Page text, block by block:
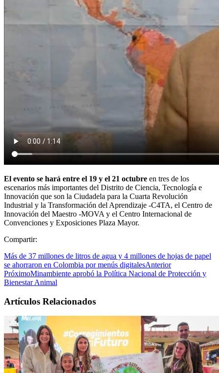
El evento se hará entre el 19 y el 21 octubre en tres de los
escenarios más importantes del Distrito de Ciencia, Tecnología e
Innovación que son la Ciudadela para la Cuarta Revolución
Industrial y la Transformación del Aprendizaje -C4TA, el Centro de
Innovación del Maestro -MOVA y el Centro Internacional de
Convenciones y Exposiciones Plaza Mayor.
Compartir:
Más de 37 millones de litros de agua y 4 millones de hojas de papel
se ahorraron en Colombia por menús digitalesAnterior
PróximoMinambiente aprobó la Política Nacional de Protección y
Bienestar Animal
Artículos Relacionados